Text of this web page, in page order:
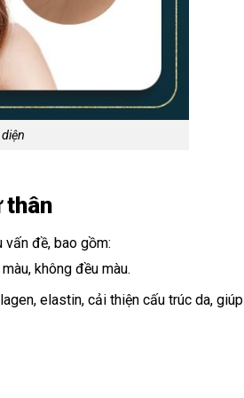
thân
đề, bao gồm:
không đều màu.
elastin, cải thiện cấu trúc da,